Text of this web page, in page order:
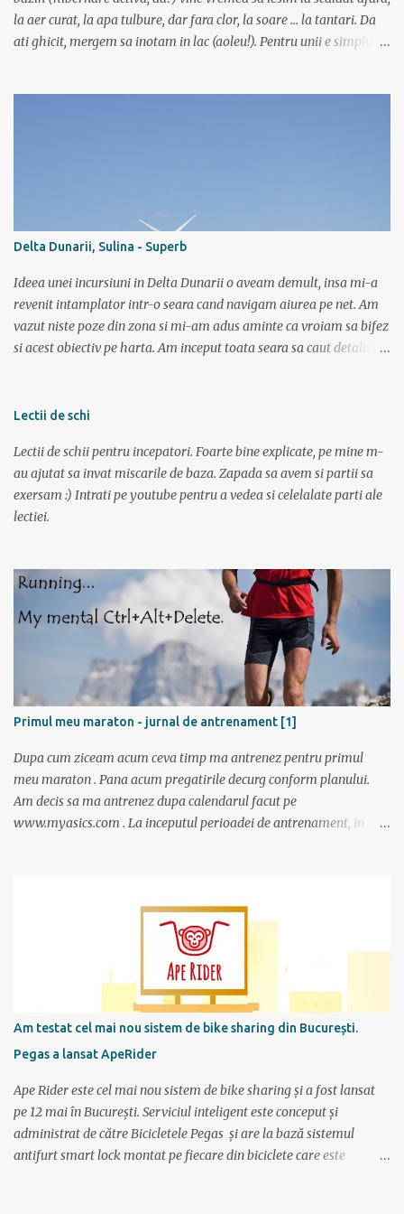
la aer curat, la apa tulbure, dar fara clor, la soare ... la tantari. Da
ati ghicit, mergem sa inotam in lac (aoleu!). Pentru unii e simplu,
pe acolo decat incepand cu ultimii 3 ani. Dar daca vreau triatlon
trebuie sa si inot, iar in bazin acest lucru chiar imi place. Dar daca
vreau triatlon trebuie sa inot si in lac, mai ales in lac. Văleu! Hai ca
n-o fi ala negru asa de negru (negr...
Delta Dunarii, Sulina - Superb
Ideea unei incursiuni in Delta Dunarii o aveam demult, insa mi-a
revenit intamplator intr-o seara cand navigam aiurea pe net. Am
vazut niste poze din zona si mi-am adus aminte ca vroiam sa bifez
si acest obiectiv pe harta. Am inceput toata seara sa caut detalii pe
monstrul” care a pus capac. Dupa superba tura in muntii Sureanu (
Bucuresti spre Tulcea cu acceleratul de la 5:40, pe care l-am prins la
mustata intrucat primul metrou vine la ora 5. Trenul a fost foarte
aglomerat, multa lume mergand la Sfantu Gheorghe unde luni
incepea festivalul de film Anonimul. Pe geam am vazut
una cu 3 persoane; spre norocul nostru toti se inghesuiau sa ia
bilete spre Sf. Gheorg...
Lectii de schi
Lectii de schii pentru incepatori. Foarte bine explicate, pe mine m-
au ajutat sa invat miscarile de baza. Zapada sa avem si partii sa
exersam :) Intrati pe youtube pentru a vedea si celelalate parti ale
lectiei.
Primul meu maraton - jurnal de antrenament [1]
Dupa cum ziceam acum ceva timp ma antrenez pentru primul
meu maraton . Pana acum pregatirile decurg conform planului.
Am decis sa ma antrenez dupa calendarul facut pe
www.myasics.com . La inceputul perioadei de antrenament, in
saptamana imi propun sa alerg (de doua ori), care sunt zilele
preferate de antrenament. Apoi site-ul mi-a generat un calendar
pentru urmatoarele luni imi care mi se spune cati km am de
alergat la fiecare antrenament si ce timp ar trebui sa scot.
Consider ca este un program foarte bun mai ales ca nu am un
antrenor asa cum au sportivii profesionisti si oricine si-l poate crea
foarte simplu; se alterneaza antrenamente mai scurte cu
antrenamente mai lungi, apoi din nou mai scurte dar trebuie
obtinuti timpi mai buni, ceea ce fortifica muschii si creeaza cadrul
pentru a avansa apoi...
Am testat cel mai nou sistem de bike sharing din București.
Pegas a lansat ApeRider
Ape Rider este cel mai nou sistem de bike sharing și a fost lansat
pe 12 mai în București. Serviciul inteligent este conceput și
administrat de către Bicicletele Pegas și are la bază sistemul
antifurt smart lock montat pe fiecare din biciclete care este